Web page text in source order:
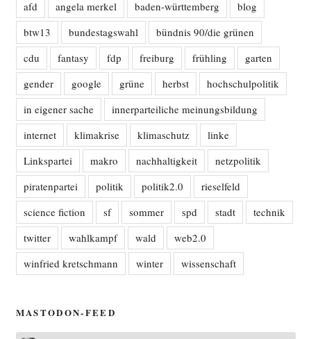
afd angela merkel baden-württemberg
blog
btw13
bundestagswahl
bündnis 90/die grünen
cdu
fantasy fdp freiburg frühling
garten
gender
google grüne herbst
hochschulpolitik
in eigener sache
innerparteiliche meinungsbildung
internet
klimakrise klimaschutz
linke
Linkspartei
makro nachhaltigkeit
netzpolitik
piratenpartei
politik politik2.0
rieselfeld
science fiction
sf sommer spd stadt
technik
twitter
wahlkampf wald
web2.0
winfried kretschmann
winter wissenschaft
MASTODON-FEED